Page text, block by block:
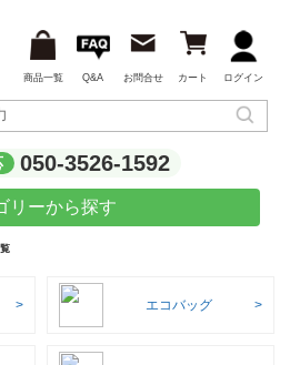
商品一覧 Q&A お問合せ カート ログイン
050-3526-1592
リーから探す
エコバッグ